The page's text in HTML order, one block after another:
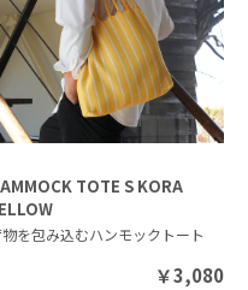
TOTE S KORA
を包み込むハンモックトート
￥3,080